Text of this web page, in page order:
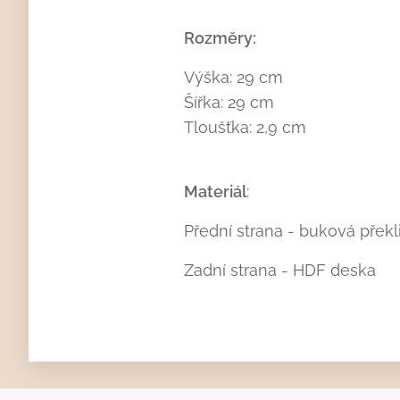
Rozměry:
Výška: 29 cm
Šířka: 29 cm
Tloušťka: 2,9 cm
Materiál:
Přední strana - buková
Zadní strana - HDF deska